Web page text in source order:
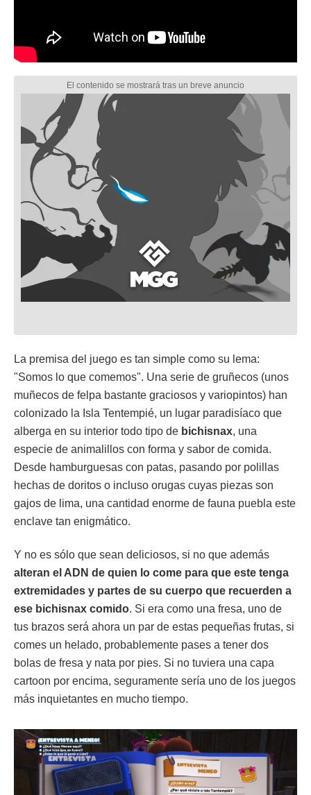
La premisa del juego es tan simple como su lema:
"Somos lo que comemos". Una serie de gruñecos (unos
muñecos de felpa bastante graciosos y variopintos) han
colonizado la Isla Tentempié, un lugar paradisíaco que
alberga en su interior todo tipo de bichisnax, una
especie de animalillos con forma y sabor de comida.
Desde hamburguesas con patas, pasando por polillas
hechas de doritos o incluso orugas cuyas piezas son
gajos de lima, una cantidad enorme de fauna puebla este
enclave tan enigmático.
Y no es sólo que sean deliciosos, si no que además
alteran el ADN de quien lo come para que este tenga
extremidades y partes de su cuerpo que recuerden a
ese bichisnax comido. Si era como una fresa, uno de
tus brazos será ahora un par de estas pequeñas frutas, si
comes un helado, probablemente pases a tener dos
bolas de fresa y nata por pies. Si no tuviera una capa
cartoon por encima, seguramente sería uno de los juegos
más inquietantes en mucho tiempo.